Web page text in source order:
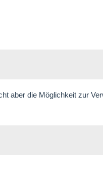
aber die Möglichkeit zur